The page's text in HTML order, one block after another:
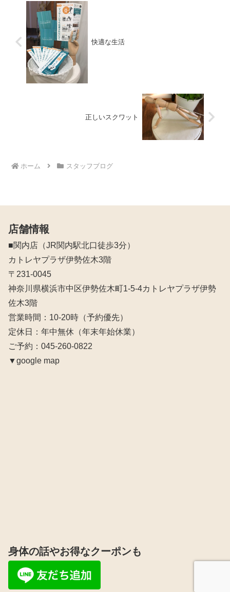
快適な生活
正しいスクワット
ホーム スタッフブログ
店舗情報
■関内店（JR関内駅北口徒歩3分）
カトレヤプラザ伊勢佐木3階
〒231-0045
神奈川県横浜市中区伊勢佐木町1-5-4カトレヤプラザ伊勢
佐木3階
営業時間：10‐20時（予約優先）
定休日：年中無休（年末年始休業）
ご予約：045-260-0822
▼google map
身体の話やお得なクーポンも